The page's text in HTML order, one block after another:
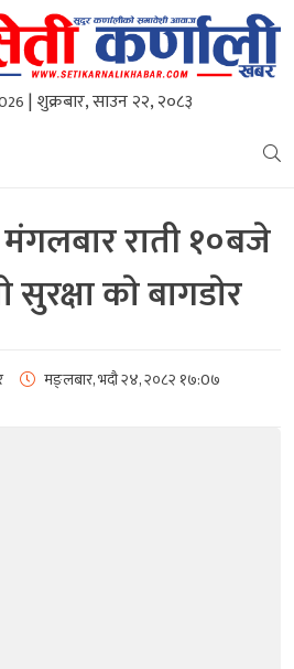
| शुक्रबार, साउन २२, २०८३
राती १०बजे
सुरक्षा काे बागडाेर
मङ्लबार, भदौ २४, २०८२ १७:0७